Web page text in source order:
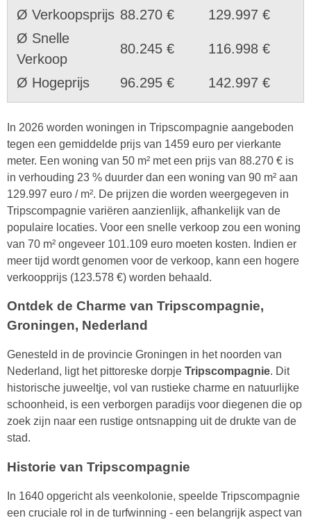
Ø Verkoopsprijs 88.270 €
129.997 €
Ø Snelle
Verkoop
80.245 € 116.998 €
Ø Hogeprijs 96.295 € 142.997 €
In 2026 worden woningen in Tripscompagnie aangeboden
tegen een gemiddelde prijs van 1459 euro per vierkante
meter. Een woning van 50 m² met een prijs van 88.270 € is
in verhouding 23 % duurder dan een woning van 90 m² aan
129.997 euro / m². De prijzen die worden weergegeven in
Tripscompagnie variëren aanzienlijk, afhankelijk van de
populaire locaties. Voor een snelle verkoop zou een woning
van 70 m² ongeveer 101.109 euro moeten kosten. Indien er
meer tijd wordt genomen voor de verkoop, kann een hogere
verkoopprijs (123.578 €) worden behaald.
Ontdek de Charme van Tripscompagnie,
Groningen, Nederland
Genesteld in de provincie Groningen in het noorden van
Nederland, ligt het pittoreske dorpje Tripscompagnie. Dit
historische juweeltje, vol van rustieke charme en natuurlijke
schoonheid, is een verborgen paradijs voor diegenen die op
zoek zijn naar een rustige ontsnapping uit de drukte van de
stad.
Historie van Tripscompagnie
In 1640 opgericht als veenkolonie, speelde Tripscompagnie
een cruciale rol in de turfwinning - een belangrijk aspect van